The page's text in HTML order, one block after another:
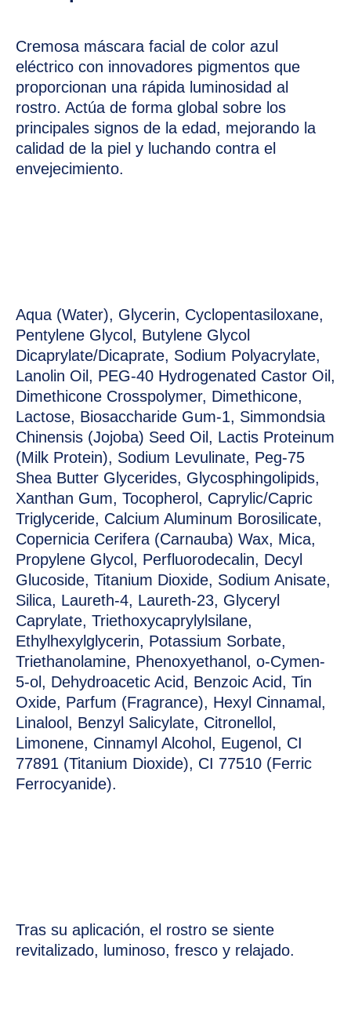
Cremosa máscara facial de color azul
eléctrico con innovadores pigmentos que
proporcionan una rápida luminosidad al
rostro. Actúa de forma global sobre los
principales signos de la edad, mejorando la
calidad de la piel y luchando contra el
envejecimiento.
Aqua (Water), Glycerin, Cyclopentasiloxane,
Pentylene Glycol, Butylene Glycol
Dicaprylate/Dicaprate, Sodium Polyacrylate,
Lanolin Oil, PEG-40 Hydrogenated Castor Oil,
Dimethicone Crosspolymer, Dimethicone,
Lactose, Biosaccharide Gum-1, Simmondsia
Chinensis (Jojoba) Seed Oil, Lactis Proteinum
(Milk Protein), Sodium Levulinate, Peg-75
Shea Butter Glycerides, Glycosphingolipids,
Xanthan Gum, Tocopherol, Caprylic/Capric
Triglyceride, Calcium Aluminum Borosilicate,
Copernicia Cerifera (Carnauba) Wax, Mica,
Propylene Glycol, Perfluorodecalin, Decyl
Glucoside, Titanium Dioxide, Sodium Anisate,
Silica, Laureth-4, Laureth-23, Glyceryl
Caprylate, Triethoxycaprylylsilane,
Ethylhexylglycerin, Potassium Sorbate,
Triethanolamine, Phenoxyethanol, o-Cymen-
5-ol, Dehydroacetic Acid, Benzoic Acid, Tin
Oxide, Parfum (Fragrance), Hexyl Cinnamal,
Linalool, Benzyl Salicylate, Citronellol,
Limonene, Cinnamyl Alcohol, Eugenol, CI
77891 (Titanium Dioxide), CI 77510 (Ferric
Ferrocyanide).
Tras su aplicación, el rostro se siente
revitalizado, luminoso, fresco y relajado.